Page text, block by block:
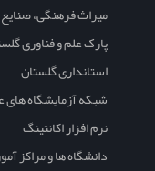
میراث فرهنگی،
پارک علم و فناوری
استانداری گلستان
شبکه آزمایشگاه های
نرم افزار اکانتینگ
دانشگاه ها و مراکز